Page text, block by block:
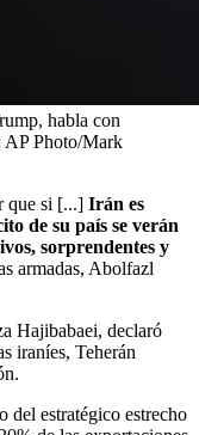
habla con
AP Photo/Mark
que si [...] Irán es
de su país se verán
sorprendentes y
armadas, Abolfazl
Hajibabaei, declaró
iraníes, Teherán
del estratégico estrecho